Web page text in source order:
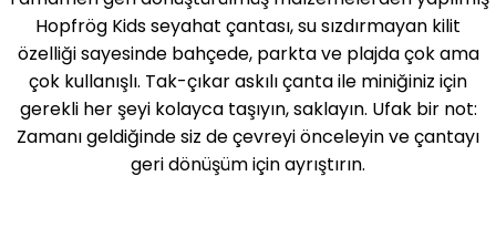
Hopfrög Kids seyahat çantası, su sızdırmayan kilit
özelliği sayesinde bahçede, parkta ve plajda çok ama
çok kullanışlı. Tak-çıkar askılı çanta ile miniğiniz için
gerekli her şeyi kolayca taşıyın, saklayın. Ufak bir not:
Zamanı geldiğinde siz de çevreyi önceleyin ve çantayı
geri dönüşüm için ayrıştırın.